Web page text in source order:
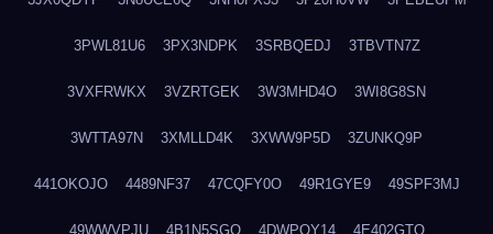
3PWL81U6 3PX3NDPK 3SRBQEDJ 3TBVTN7Z
3VXFRWKX 3VZRTGEK 3W3MHD4O 3WI8G8SN
3WTTA97N 3XMLLD4K 3XWW9P5D 3ZUNKQ9P
441OKOJO 4489NF37 47CQFY0O 49R1GYE9 49SPF3MJ
49WWVPJU 4B1N5SGO 4DWPQY14 4E402GTO